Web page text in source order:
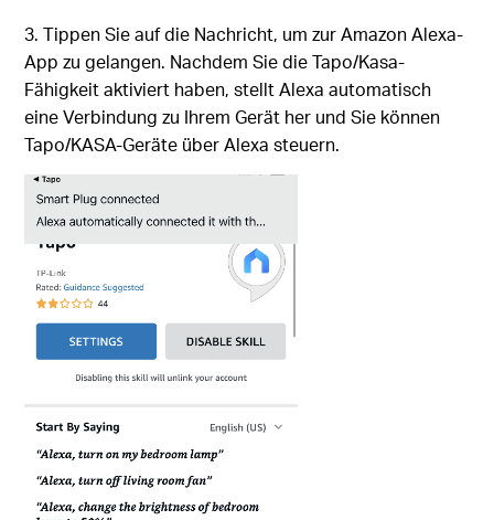
3. Tippen Sie auf die Nachricht, um zur Amazon Alexa-
App zu gelangen. Nachdem Sie die Tapo/Kasa-
Fähigkeit aktiviert haben, stellt Alexa automatisch
eine Verbindung zu Ihrem Gerät her und Sie können
Tapo/KASA-Geräte über Alexa steuern.